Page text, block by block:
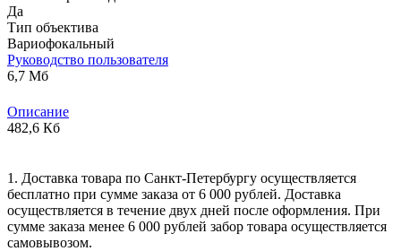
Да
Тип объектива
Вариофокальный
Руководство пользователя
6,7 Мб
Описание
482,6 Кб
1. Доставка товара по Санкт-Петербургу осуществляется
бесплатно при сумме заказа от 6 000 рублей. Доставка
осуществляется в течение двух дней после оформления. При
сумме заказа менее 6 000 рублей забор товара осуществляется
самовывозом.